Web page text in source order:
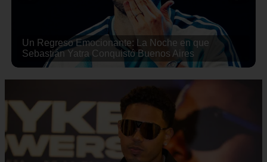
Un Regreso Emocionante: La Noche en que
Sebastián Yatra Conquistó Buenos Aires